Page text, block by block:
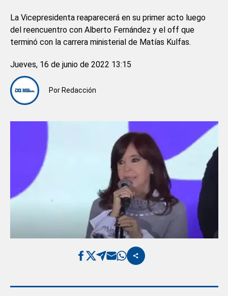
La Vicepresidenta reaparecerá en su primer acto luego
del reencuentro con Alberto Fernández y el off que
terminó con la carrera ministerial de Matías Kulfas.
Por Redacción
Jueves, 16 de junio de 2022 13:15